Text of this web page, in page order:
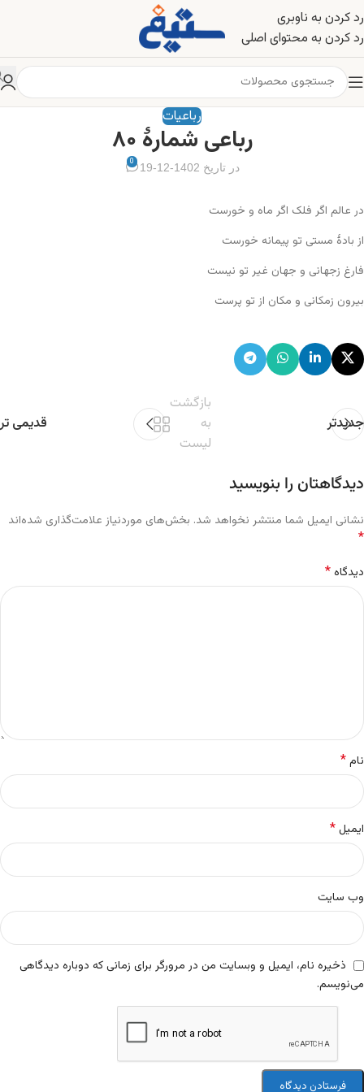
رد کردن به ناوبری
رد کردن به محتوای اصلی
رباعیات
رباعی شمارهٔ ۸۰
در تاریخ 1402-12-19 0
در عالم اگر فلک اگر ماه و خورست
از بادهٔ مستی تو پیمانه خورست
فارغ زجهانی و جهان غیر تو نیست
بیرون زمکانی و مکان از تو پرست
جدیدتر
بازگشت
به
لیست
قدیمی تر
دیدگاهتان را بنویسید
نشانی ایمیل شما منتشر نخواهد شد. بخش‌های موردنیاز علامت‌گذاری شده‌اند
*
دیدگاه*
نام*
ایمیل*
وب‌ سایت
ذخیره نام، ایمیل و وبسایت من در مرورگر برای زمانی که دوباره دیدگاهی
می‌نویسم.